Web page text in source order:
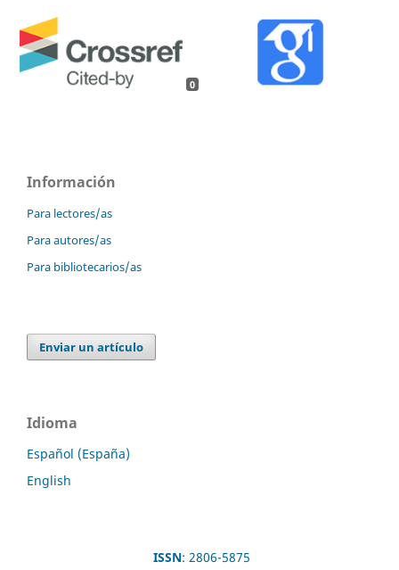
0
Información
Para lectores/as
Para autores/as
Para bibliotecarios/as
Enviar un artículo
Idioma
Español (España)
English
ISSN: 2806-5875